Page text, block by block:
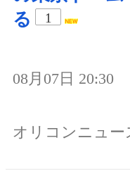
る
1
08月07日 20:30
オリコンニュー